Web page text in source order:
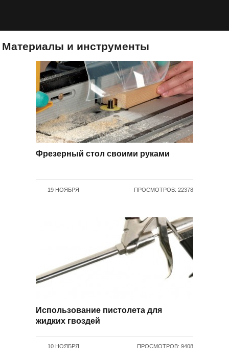
Материалы и инструменты
Фрезерный стол своими руками
19 НОЯБРЯ ПРОСМОТРОВ: 22378
Использование пистолета для
жидких гвоздей
10 НОЯБРЯ ПРОСМОТРОВ: 9408